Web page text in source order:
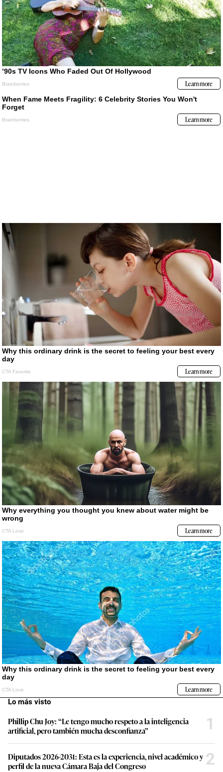
Lo más visto
Phillip Chu Joy: “Le tengo mucho respeto a la inteligencia
artificial, pero también mucha desconfianza”
1
Diputados 2026-2031: Esta es la experiencia, nivel académico y
perfil de la nueva Cámara Baja del Congreso
2